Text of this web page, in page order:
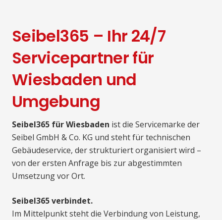
Seibel365 – Ihr 24/7
Servicepartner für
Wiesbaden und
Umgebung
Seibel365 für Wiesbaden ist die Servicemarke der
Seibel GmbH & Co. KG und steht für technischen
Gebäudeservice, der strukturiert organisiert wird –
von der ersten Anfrage bis zur abgestimmten
Umsetzung vor Ort.
Seibel365 verbindet.
Im Mittelpunkt steht die Verbindung von Leistung,